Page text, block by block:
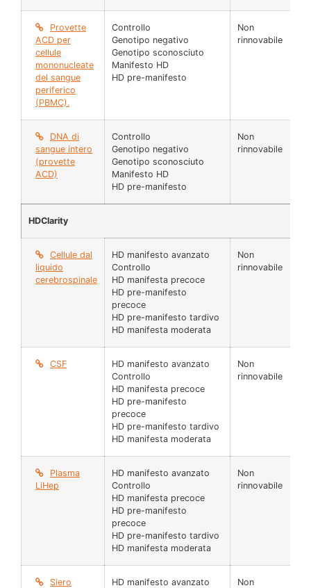
Provette
ACD per
cellule
mononucleate
del sangue
periferico
(PBMC).
Controllo
Genotipo negativo
Genotipo sconosciuto
Manifesto HD
HD pre-manifesto
Non
rinnovabile
DNA di
sangue intero
(provette
ACD)
Controllo
Genotipo negativo
Genotipo sconosciuto
Manifesto HD
HD pre-manifesto
Non
rinnovabile
HDClarity
Cellule dal
liquido
cerebrospinale
HD manifesto avanzato
Controllo
HD manifesta precoce
HD pre-manifesto
precoce
HD pre-manifesto tardivo
HD manifesta moderata
Non
rinnovabile
CSF
HD manifesto avanzato
Controllo
HD manifesta precoce
HD pre-manifesto
precoce
HD pre-manifesto tardivo
HD manifesta moderata
Non
rinnovabile
Plasma
LiHep
HD manifesto avanzato
Controllo
HD manifesta precoce
HD pre-manifesto
precoce
HD pre-manifesto tardivo
HD manifesta moderata
Non
rinnovabile
Siero HD manifesto avanzato Non